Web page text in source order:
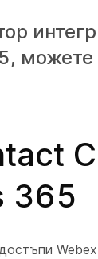
можете
365